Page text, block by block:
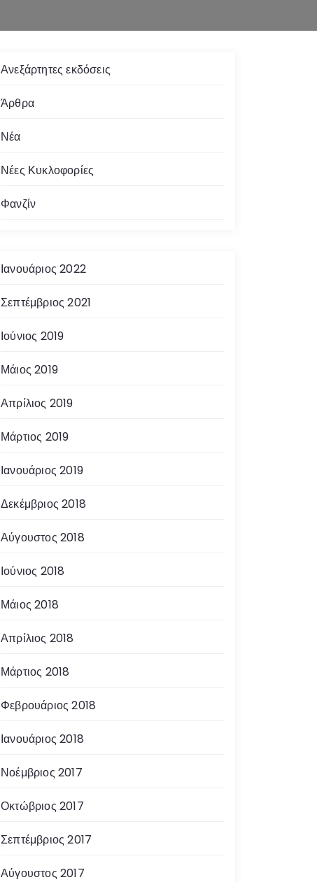
Ανεξάρτητες εκδόσεις
Άρθρα
Νέα
Νέες Κυκλοφορίες
Φανζίν
Ιανουάριος 2022
Σεπτέμβριος 2021
Ιούνιος 2019
Μάιος 2019
Απρίλιος 2019
Μάρτιος 2019
Ιανουάριος 2019
Δεκέμβριος 2018
Αύγουστος 2018
Ιούνιος 2018
Μάιος 2018
Απρίλιος 2018
Μάρτιος 2018
Φεβρουάριος 2018
Ιανουάριος 2018
Νοέμβριος 2017
Οκτώβριος 2017
Σεπτέμβριος 2017
Αύγουστος 2017